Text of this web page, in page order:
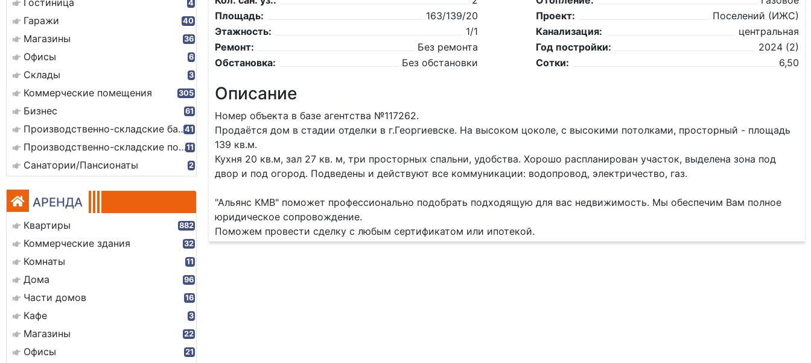
Гостиница 4
Гаражи 40
Магазины 36
Офисы 6
Склады 3
Коммерческие помещения 305
Бизнес 61
Производственно-складские базы41
Производственно-складские помещения11
Санатории/Пансионаты 2
АРЕНДА
Квартиры 882
Коммерческие здания 32
Комнаты 11
Дома 96
Части домов 16
Кафе 3
Магазины 22
Офисы 21
Площадь:
163/139/20
Этажность:
1/1
Ремонт:
Без ремонта
Обстановка:
Без обстановки
Проект:
Поселений (ИЖС)
Канализация:
центральная
Год постройки:
2024 (2)
Сотки:
6,50
Описание
Номер объекта в базе агентства №117262.
Продаётся дом в стадии отделки в г.Георгиевске. На высоком цоколе, с высокими потолками, просторный - площадь
139 кв.м.
Кухня 20 кв.м, зал 27 кв. м, три просторных спальни, удобства. Хорошо распланирован участок, выделена зона под
двор и под огород. Подведены и действуют все коммуникации: водопровод, электричество, газ.
"Альянс КМВ" поможет профессионально подобрать подходящую для вас недвижимость. Мы обеспечим Вам полное
юридическое сопровождение.
Поможем провести сделку с любым сертификатом или ипотекой.